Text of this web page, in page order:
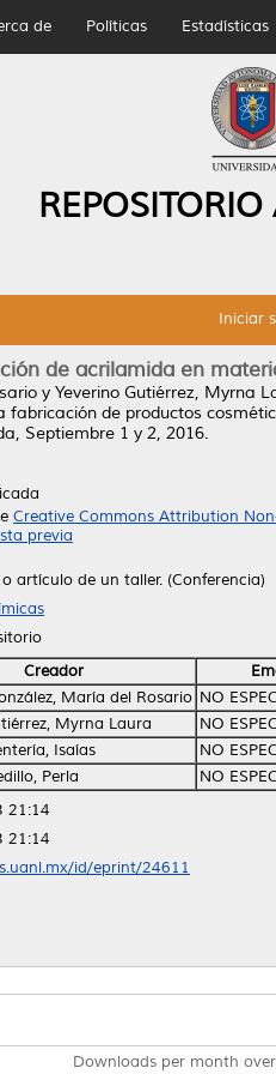
de Políticas Estadísticas
Iniciar
de acrilamida en
y Yeverino Gutiérrez, Myrna
de productos
Septiembre 1 y 2, 2016.
Creative Commons Attribution
previa
artículo de un taller. (Conferencia)
Creador
María del Rosario NO
Myrna Laura
NO
Isaías
NO
Perla
NO
21:14
21:14
id/eprint/24611
Downloads per month